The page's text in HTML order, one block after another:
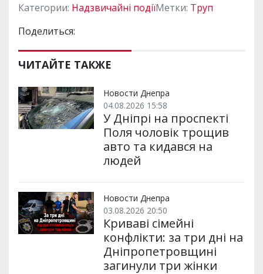
Категории: Надзвичайні подіїМетки: Труп
Поделиться:
ЧИТАЙТЕ ТАКЖЕ
Новости Днепра
04.08.2026 15:58
У Дніпрі на проспекті
Поля чоловік трощив
авто та кидався на
людей
Новости Днепра
03.08.2026 20:50
Криваві сімейні
конфлікти: за три дні на
Дніпропетровщині
загинули три жінки